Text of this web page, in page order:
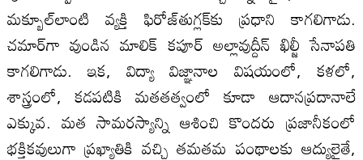
మక్బూల్‌లాంటి వ్యక్తి ఫిరోజ్‌తుగ్లక్‌కు ప్రధాని కాగలిగాడు.
చమార్‌గా వుండిన మాలిక్‌ కపూర్‌ అల్లావుద్దీన్‌ ఖిల్జీ సేనాపతి
కాగలిగాడు. ఇక, విద్యా విజ్ఞానాల విషయంలో, కళలో,
శాస్త్రంలో, కడపటికి మతతత్వంలో కూడా ఆదానప్రదానాలే
ఎక్కువ. మత సామరస్యాన్ని ఆశించి కొందరు ప్రజానీకంలో
భక్తికవులుగా ప్రఖ్యాతికి వచ్చి తమతమ పంథాలకు ఆద్యులైతే,